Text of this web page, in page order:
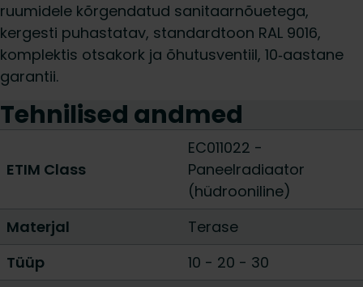
ruumidele kõrgendatud sanitaar­nõuetega,
kergesti puhastatav, standardtoon RAL 9016,
komplektis otsakork ja õhutusventiil, 10‑aastane
garantii.
Tehnilised andmed
ETIM Class
EC011022 -
Paneelradiaator
(hüdrooniline)
Materjal
Terase
Tüüp
10 - 20 - 30